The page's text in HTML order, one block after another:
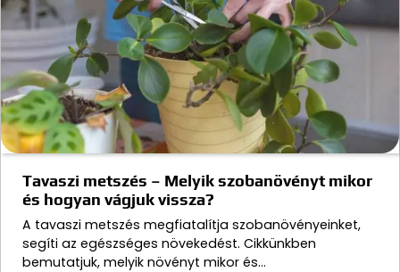
Tavaszi metszés – Melyik szobanövényt mikor
és hogyan vágjuk vissza?
A tavaszi metszés megfiatalítja szobanövényeinket,
segíti az egészséges növekedést. Cikkünkben
bemutatjuk, melyik növényt mikor és…